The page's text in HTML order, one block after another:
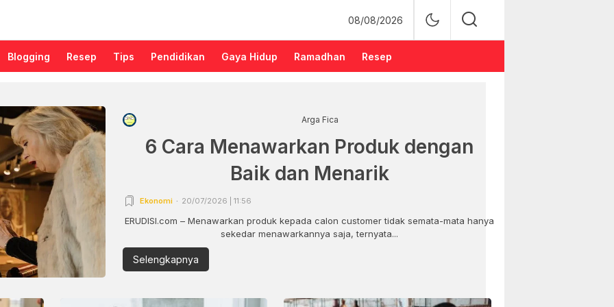
08/08/2026
Blogging Resep Tips Pendidikan Gaya Hidup Ramadhan Resep
Arga Fica
6 Cara Menawarkan Produk dengan
Baik dan Menarik
Ekonomi 20/07/2026 | 11:56
ERUDISI.com – Menawarkan produk kepada calon customer tidak semata-mata hanya
sekedar menawarkannya saja, ternyata...
Selengkapnya